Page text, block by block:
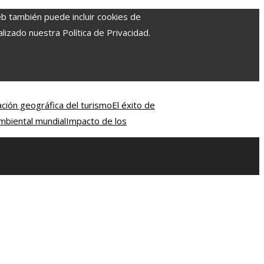
también puede incluir cookies de
nuestra Política de Privacidad.
geográfica del turismoEl éxito de
mundialImpacto de los